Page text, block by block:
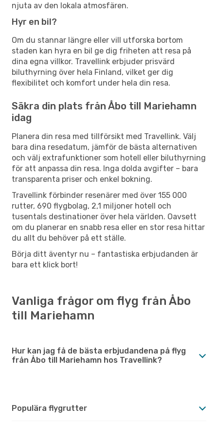
njuta av den lokala atmosfären.
Hyr en bil?
Om du stannar längre eller vill utforska bortom
staden kan hyra en bil ge dig friheten att resa på
dina egna villkor. Travellink erbjuder prisvärd
biluthyrning över hela Finland, vilket ger dig
flexibilitet och komfort under hela din resa.
Säkra din plats från Åbo till Mariehamn
idag
Planera din resa med tillförsikt med Travellink. Välj
bara dina resedatum, jämför de bästa alternativen
och välj extrafunktioner som hotell eller biluthyrning
för att anpassa din resa. Inga dolda avgifter – bara
transparenta priser och enkel bokning.
Travellink förbinder resenärer med över 155 000
rutter, 690 flygbolag, 2,1 miljoner hotell och
tusentals destinationer över hela världen. Oavsett
om du planerar en snabb resa eller en stor resa hittar
du allt du behöver på ett ställe.
Börja ditt äventyr nu – fantastiska erbjudanden är
bara ett klick bort!
Vanliga frågor om flyg från Åbo
till Mariehamn
Hur kan jag få de bästa erbjudandena på flyg
från Åbo till Mariehamn hos Travellink?
Populära flygrutter